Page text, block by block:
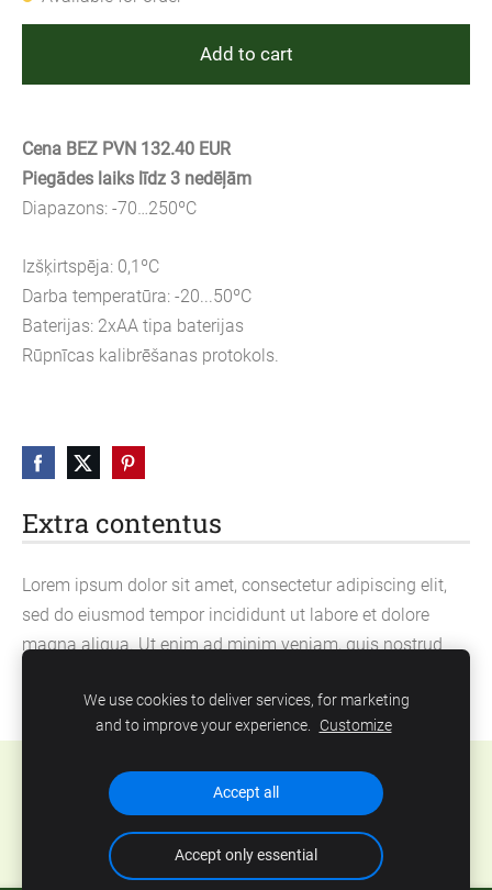
Extra contentus
Lorem ipsum dolor sit amet, consectetur adipiscing elit,
sed do eiusmod tempor incididunt ut labore et dolore
magna aliqua. Ut enim ad minim veniam, quis nostrud
commodo consequat.
Add to cart
Cena BEZ PVN 132.40 EUR
Piegādes laiks līdz 3 nedēļām
Diapazons: -70…250ºC
Izšķirtspēja: 0,1ºC
Darba temperatūra: -20...50ºC
Baterijas: 2xAA tipa baterijas
Rūpnīcas kalibrēšanas protokols.
Cookies
We use cookies to deliver services, for marketing
and to improve your experience. Customize
Accept all
Accept only essential